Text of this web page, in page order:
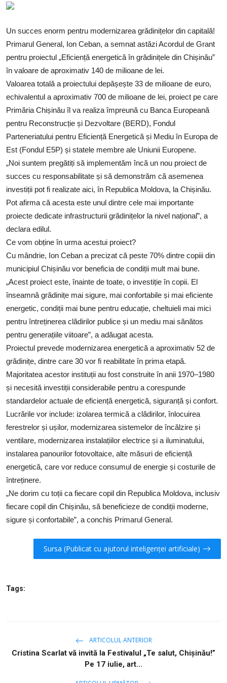
SERVICII
Sectorul Rîșcani
Căutați pe Internet
Un succes enorm pentru modernizarea grădinițelor din capitală!
Primarul General, Ion Ceban, a semnat astăzi Acordul de Grant
pentru proiectul „Eficiență energetică în grădinițele din Chișinău”
în valoare de aproximativ 140 de milioane de lei.
Valoarea totală a proiectului depășește 33 de milioane de euro,
echivalentul a aproximativ 700 de milioane de lei, proiect pe care
Primăria Chișinău îl va realiza împreună cu Banca Europeană
pentru Reconstrucție și Dezvoltare (BERD), Fondul
Parteneriatului pentru Eficiență Energetică și Mediu în Europa de
Est (Fondul E5P) și statele membre ale Uniunii Europene.
„Noi suntem pregătiți să implementăm încă un nou proiect de
succes cu responsabilitate și să demonstrăm că asemenea
investiții pot fi realizate aici, în Republica Moldova, la Chișinău.
Pot afirma că acesta este unul dintre cele mai importante
proiecte dedicate infrastructurii grădinițelor la nivel național”, a
declara edilul.
Ce vom obține în urma acestui proiect?
Cu mândrie, Ion Ceban a precizat că peste 70% dintre copiii din
municipiul Chișinău vor beneficia de condiții mult mai bune.
„Acest proiect este, înainte de toate, o investiție în copii. El
înseamnă grădinițe mai sigure, mai confortabile și mai eficiente
energetic, condiții mai bune pentru educație, cheltuieli mai mici
pentru întreținerea clădirilor publice și un mediu mai sănătos
pentru generațiile viitoare”, a adăugat acesta.
Proiectul prevede modernizarea energetică a aproximativ 52 de
grădinițe, dintre care 30 vor fi reabilitate în prima etapă.
Majoritatea acestor instituții au fost construite în anii 1970–1980
și necesită investiții considerabile pentru a corespunde
standardelor actuale de eficiență energetică, siguranță și confort.
Lucrările vor include: izolarea termică a clădirilor, înlocuirea
ferestrelor și ușilor, modernizarea sistemelor de încălzire și
ventilare, modernizarea instalațiilor electrice și a iluminatului,
instalarea panourilor fotovoltaice, alte măsuri de eficiență
energetică, care vor reduce consumul de energie și costurile de
întreținere.
„Ne dorim cu toții ca fiecare copil din Republica Moldova, inclusiv
fiecare copil din Chișinău, să beneficieze de condiții moderne,
sigure și confortabile”, a conchis Primarul General.
Sursa (Publicat cu ajutorul inteligenței artificiale)
Tags:
ARTICOLUL ANTERIOR
Cristina Scarlat vă invită la Festivalul „Te salut, Chișinău!”
Pe 17 iulie, art...